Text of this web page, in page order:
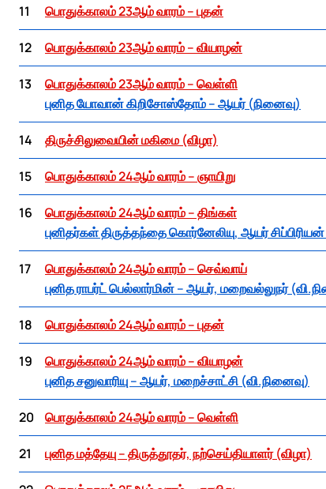
11 பொதுக்காலம் 23ஆம் வாரம் – புதன்
12 பொதுக்காலம் 23ஆம் வாரம் – வியாழன்
13
பொதுக்காலம் 23ஆம் வாரம் – வெள்ளி
புனித யோவான் கிறிசோஸ்தோம் – ஆயர் (நினைவு)
14 திருச்சிலுவையின் மகிமை (விழா)
15 பொதுக்காலம் 24ஆம் வாரம் – ஞாயிறு
16
பொதுக்காலம் 24ஆம் வாரம் – திங்கள்
புனிதர்கள் திருத்தந்தை கொர்னேலியு, ஆயர்
17
பொதுக்காலம் 24ஆம் வாரம் – செவ்வாய்
புனித ராபர்ட் பெல்லார்மின் – ஆயர், மறைவல்லுநர்
18 பொதுக்காலம் 24ஆம் வாரம் – புதன்
19
பொதுக்காலம் 24ஆம் வாரம் – வியாழன்
புனித சனுவாரியு – ஆயர், மறைச்சாட்சி (வி.நினைவு)
20 பொதுக்காலம் 24ஆம் வாரம் – வெள்ளி
21 புனித மத்தேயு – திருத்தூதர், நற்செய்தியாளர் (விழா)